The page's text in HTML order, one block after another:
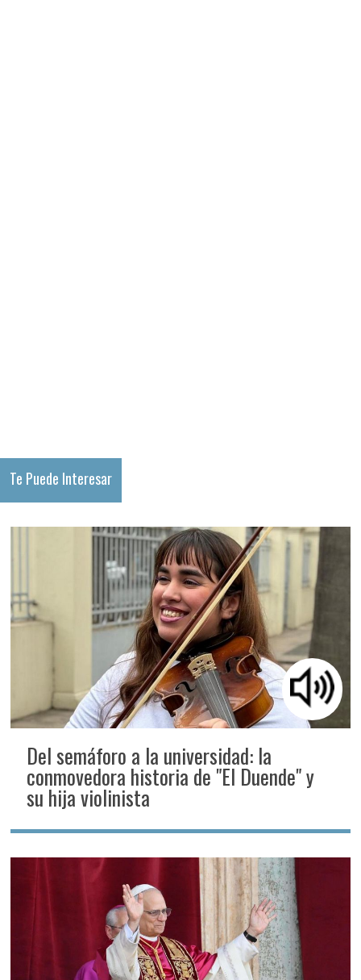
Te Puede Interesar
Del semáforo a la universidad: la
conmovedora historia de "El Duende" y
su hija violinista